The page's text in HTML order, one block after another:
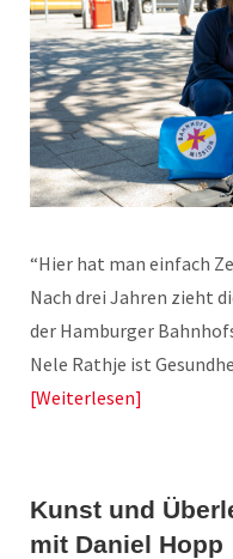
“Hier hat man einfach
Nach drei Jahren zieht
der Hamburger
Nele Rathje ist
Weiterlesen
Kunst und
mit Daniel Hopp